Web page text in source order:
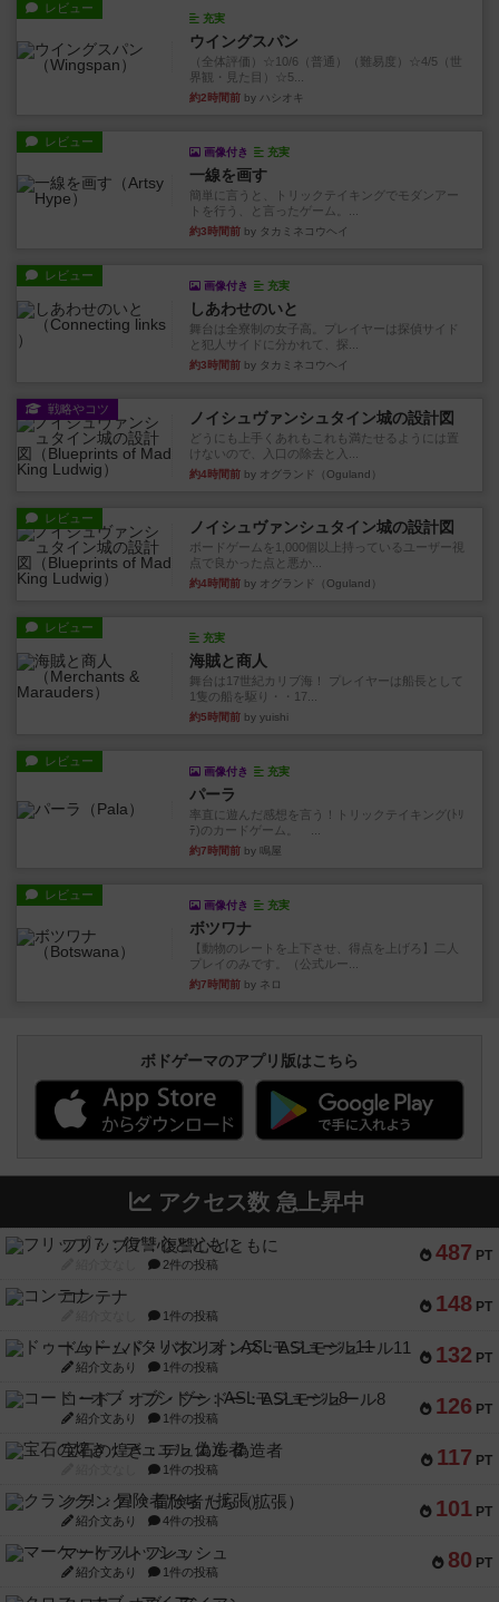
レビュー
充実
ウイングスパン
（全体評価）☆10/6（普通）（難易度）☆4/5（世
界観・見た目）☆5...
約2時間前 by ハシオキ
レビュー
画像付き 充実
一線を画す
簡単に言うと、トリックテイキングでモダンアー
トを行う、と言ったゲーム。...
約3時間前 by タカミネコウヘイ
レビュー
画像付き 充実
しあわせのいと
舞台は全寮制の女子高。プレイヤーは探偵サイド
と犯人サイドに分かれて、探...
約3時間前 by タカミネコウヘイ
戦略やコツ ノイシュヴァンシュタイン城の設計図
どうにも上手くあれもこれも満たせるようには置
けないので、入口の除去と入...
約4時間前 by オグランド（Oguland）
レビュー ノイシュヴァンシュタイン城の設計図
ボードゲームを1,000個以上持っているユーザー視
点で良かった点と悪か...
約4時間前 by オグランド（Oguland）
レビュー
充実
海賊と商人
舞台は17世紀カリブ海！ プレイヤーは船長として
1隻の船を駆り・・17...
約5時間前 by yuishi
レビュー
画像付き 充実
パーラ
率直に遊んだ感想を言う！トリックテイキング(ﾄﾘ
ﾃ)のカードゲーム。 ...
約7時間前 by 鳴屋
レビュー
画像付き 充実
ボツワナ
【動物のレートを上下させ、得点を上げろ】二人
プレイのみです。（公式ルー...
約7時間前 by ネロ
ボドゲーマのアプリ版はこちら
アクセス数 急上昇中
487 PT
フリップ７：復讐心とともに
2件の投稿
148 PT
コンテナ
1件の投稿
132 PT
ドゥームド・バタリオンズ：ASLモジュール11
紹介文あり 1件の投稿
126 PT
コード・オブ・ブシドー：ASLモジュール8
紹介文あり 1件の投稿
117 PT
宝石の煌き：デュエル 偽造者
1件の投稿
101 PT
クランク! ：冒険者たち（拡張）
紹介文あり 4件の投稿
80 PT
マーケットフレッシュ
紹介文あり 1件の投稿